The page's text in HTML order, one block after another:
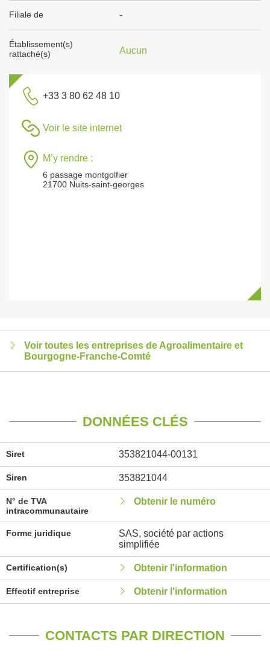
Filiale de -
Établissement(s)
rattaché(s)
Aucun
+33 3 80 62 48 10
Voir le site internet
M’y rendre :
6 passage montgolfier
21700 Nuits-saint-georges
Voir toutes les entreprises de Agroalimentaire et
Bourgogne-Franche-Comté
DONNÉES CLÉS
Siret 353821044-00131
Siren 353821044
N° de TVA
intracommunautaire
Obtenir le numéro
Forme juridique
SAS, société par actions
simplifiée
Certification(s) Obtenir l'information
Effectif entreprise Obtenir l'information
CONTACTS PAR DIRECTION